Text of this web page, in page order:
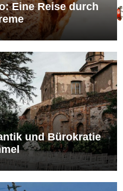
Eine Reise durch
und Bürokratie